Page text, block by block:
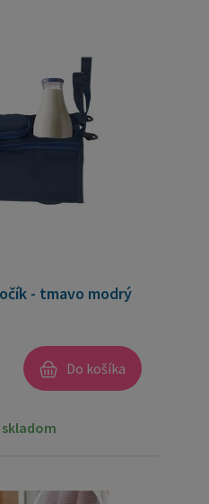
- tmavo modrý
Do košíka
skladom